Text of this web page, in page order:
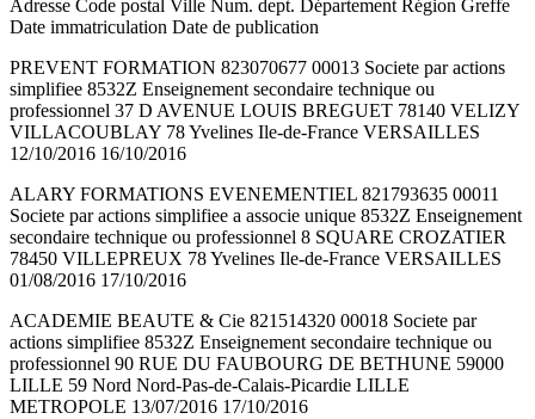
Adresse Code postal Ville Num. dept. Département Région Greffe
Date immatriculation Date de publication
PREVENT FORMATION 823070677 00013 Societe par actions
simplifiee 8532Z Enseignement secondaire technique ou
professionnel 37 D AVENUE LOUIS BREGUET 78140 VELIZY
VILLACOUBLAY 78 Yvelines Ile-de-France VERSAILLES
12/10/2016 16/10/2016
ALARY FORMATIONS EVENEMENTIEL 821793635 00011
Societe par actions simplifiee a associe unique 8532Z Enseignement
secondaire technique ou professionnel 8 SQUARE CROZATIER
78450 VILLEPREUX 78 Yvelines Ile-de-France VERSAILLES
01/08/2016 17/10/2016
ACADEMIE BEAUTE & Cie 821514320 00018 Societe par
actions simplifiee 8532Z Enseignement secondaire technique ou
professionnel 90 RUE DU FAUBOURG DE BETHUNE 59000
LILLE 59 Nord Nord-Pas-de-Calais-Picardie LILLE
METROPOLE 13/07/2016 17/10/2016